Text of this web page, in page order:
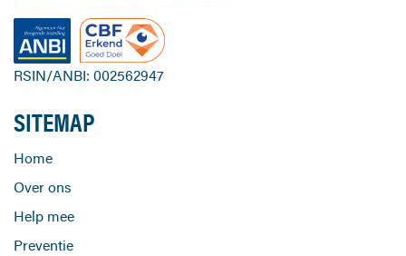
RSIN/ANBI: 002562947
SITEMAP
Home
Over ons
Help mee
Preventie